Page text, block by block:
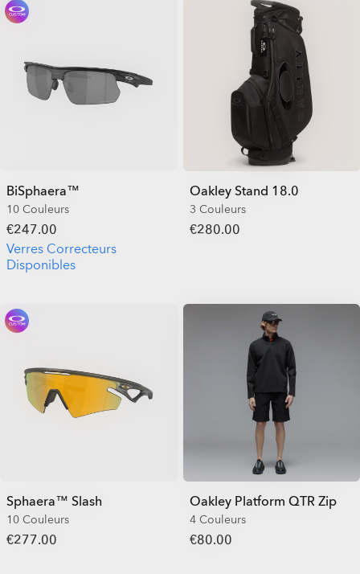
BiSphaera™
10 Couleurs
€247.00
Verres Correcteurs
Disponibles
Oakley Stand 18.0
3 Couleurs
€280.00
Sphaera™ Slash
10 Couleurs
€277.00
Oakley Platform QTR Zip
4 Couleurs
€80.00